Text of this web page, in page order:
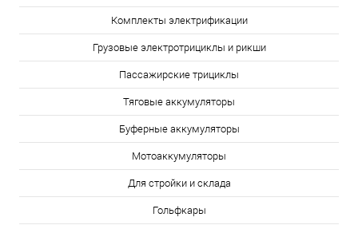
Комплекты электрификации
Грузовые электротрициклы и рикши
Пассажирские трициклы
Тяговые аккумуляторы
Буферные аккумуляторы
Мотоаккумуляторы
Для стройки и склада
Гольфкары